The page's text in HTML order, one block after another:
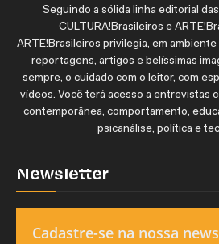
Seguindo a sólida linha editorial
CULTURA!Brasileiros e
ARTE!Brasileiros privilegia, em
reportagens, artigos e belíssimas
sempre, o cuidado com o leitor, com
vídeos. Você terá acesso a entrevistas
contemporânea, comportamento,
psicanálise, política e
Newsletter
Cadastre-se na nossa